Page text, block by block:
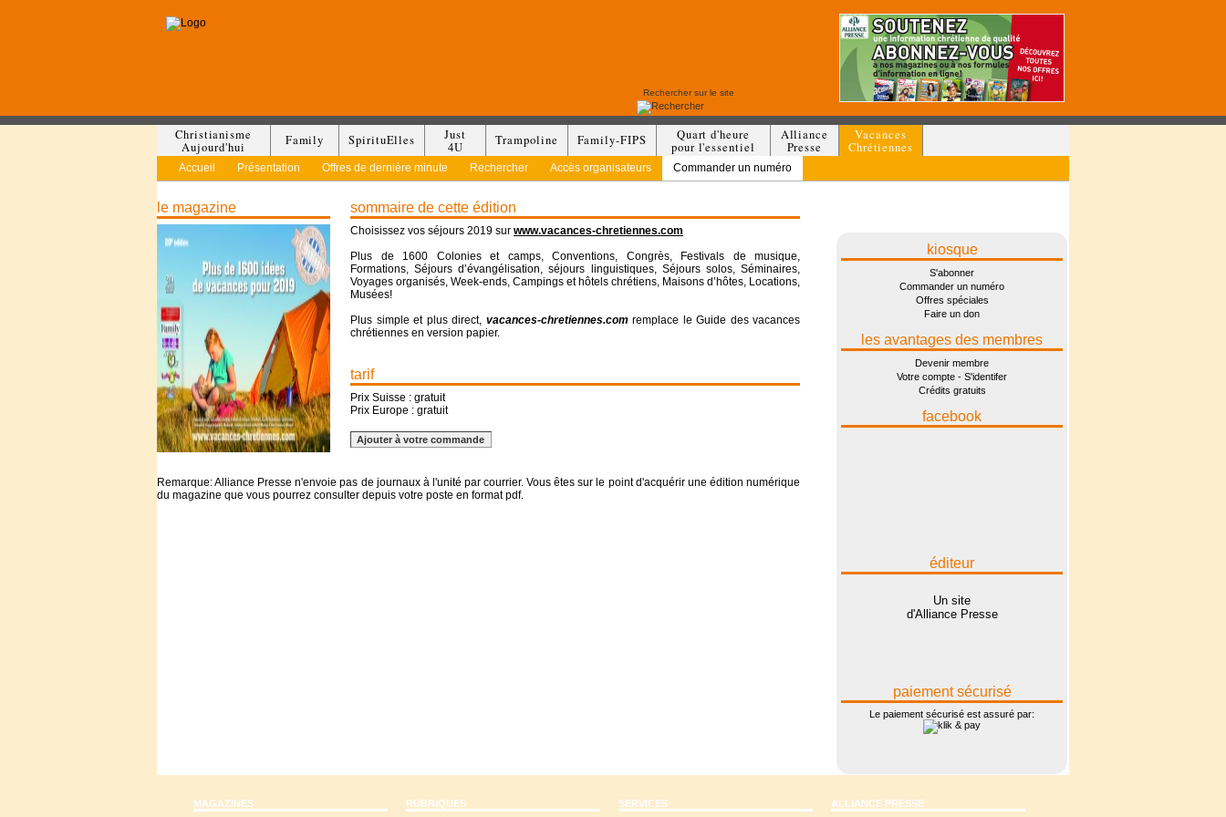
Christianisme
Aujourd'hui
Family SpirituElles
Just
4U
Trampoline Family-FIPS
Quart d'heure
pour l'essentiel
Alliance
Presse
Vacances
Chrétiennes
Accueil Présentation Offres de dernière minute Rechercher Accès organisateurs Commander un numéro
le magazine sommaire de cette édition
Choisissez vos séjours 2019 sur www.vacances-chretiennes.com
Plus de 1600 Colonies et camps, Conventions, Congrès, Festivals de musique,
Formations, Séjours d’évangélisation, séjours linguistiques, Séjours solos, Séminaires,
Voyages organisés, Week-ends, Campings et hôtels chrétiens, Maisons d’hôtes, Locations,
Musées!
Plus simple et plus direct, vacances-chretiennes.comremplace le Guide des vacances
chrétiennes en version papier.
tarif
Prix Suisse : gratuit
Prix Europe : gratuit
Remarque: Alliance Pressen'envoie pas de journaux à l'unité par courrier. Vous êtes sur le point d'acquérir une édition numérique
du magazine que vous pourrez consulter depuis votre poste en format pdf.
kiosque
S'abonner
Commander un numéro
Offres spéciales
Faire un don
les avantages des membres
Devenir membre
Votre compte - S'identifer
Crédits gratuits
facebook
éditeur
Un site
d'Alliance Presse
paiement sécurisé
Le paiement sécurisé est assuré par:
MAGAZINES RUBRIQUES SERVICES ALLIANCE PRESSE